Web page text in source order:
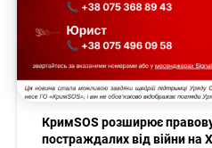
КримSOS розширює
постраждалих від війни на